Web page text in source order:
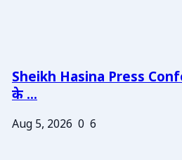
Sheikh Hasina Press
के ...
Aug 5, 2026 0 6